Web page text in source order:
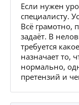
Если нужен
специалисту.
Всё грамотно,
задаёт. В
требуется
назначает то,
нормально,
претензий и